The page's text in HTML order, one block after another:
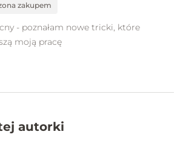
zakupem
- poznałam nowe tricki, które
moją pracę
autorki